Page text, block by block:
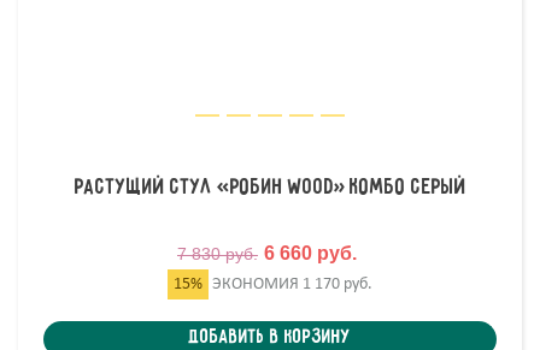
Растущий стул «Робин Wood» комбо серый
7 830 руб. 6 660 руб.
15% ЭКОНОМИЯ 1 170 руб.
Добавить в корзину